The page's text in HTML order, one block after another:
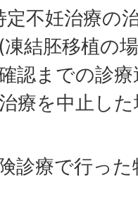
不妊治療の
結胚移植の
認までの診
療を中止し
診療で行っ